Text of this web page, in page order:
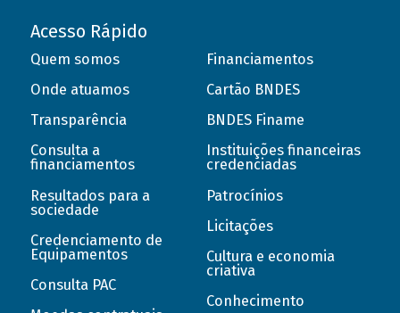
Acesso Rápido
Quem somos
Onde atuamos
Transparência
Consulta a
financiamentos
Resultados para a
sociedade
Credenciamento de
Equipamentos
Consulta PAC
Financiamentos
Cartão BNDES
BNDES Finame
Instituições financeiras
credenciadas
Patrocínios
Licitações
Cultura e economia
criativa
Conhecimento